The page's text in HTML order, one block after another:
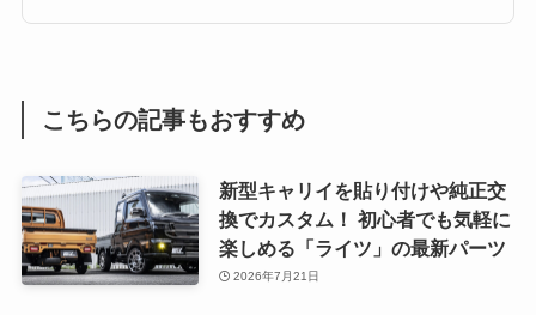
こちらの記事もおすすめ
新型キャリイを貼り付けや純正交
換でカスタム！ 初心者でも気軽に
楽しめる「ライツ」の最新パーツ
2026年7月21日